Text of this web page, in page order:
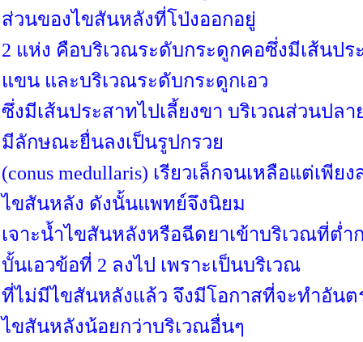
ส่วนของไขสันหลังที่โป่งออกอยู่
2 แห่ง คือบริเวณระดับกระดูกคอซึ่งมีเส้นปร
แขน และบริเวณระดับกระดูกเอว
ซึ่งมีเส้นประสาทไปเลี้ยงขา บริเวณส่วนปล
มีลักษณะยื่นลงเป็นรูปกรวย
(conus medullaris) เรียวเล็กจนเหลือแต่เพีย
ไขสันหลัง ดังนั้นแพทย์จึงนิยม
เจาะน้ำไขสันหลังหรือฉีดยาเข้าบริเวณที่ต่ำ
บั้นเอวข้อที่ 2 ลงไป เพราะเป็นบริเวณ
ที่ไม่มีไขสันหลังแล้ว จึงมีโอกาสที่จะทำอันต
ไขสันหลังน้อยกว่าบริเวณอื่นๆ